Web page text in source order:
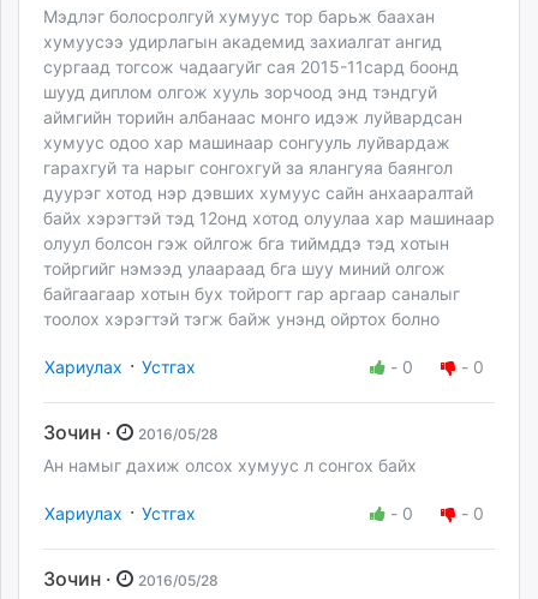
Мэдлэг болосролгуй хумуус тор барьж баахан
хумуусээ удирлагын академид захиалгат ангид
сургаад тогсож чадаагуйг сая 2015-11сард боонд
шууд диплом олгож хууль зорчоод энд тэндгуй
аймгийн торийн албанаас монго идэж луйвардсан
хумуус одоо хар машинаар сонгууль луйвардаж
гарахгуй та нарыг сонгохгуй за ялангуяа баянгол
дуурэг хотод нэр дэвших хумуус сайн анхааралтай
байх хэрэгтэй тэд 12онд хотод олуулаа хар машинаар
олуул болсон гэж ойлгож бга тиймддэ тэд хотын
тойргийг нэмээд улаараад бга шуу миний олгож
байгаагаар хотын бух тойрогт гар аргаар саналыг
тоолох хэрэгтэй тэгж байж унэнд ойртох болно
Хариулах · Устгах - 0 - 0
Зочин · 2016/05/28
Ан намыг дахиж олсох хумуус л сонгох байх
Хариулах · Устгах - 0 - 0
Зочин · 2016/05/28